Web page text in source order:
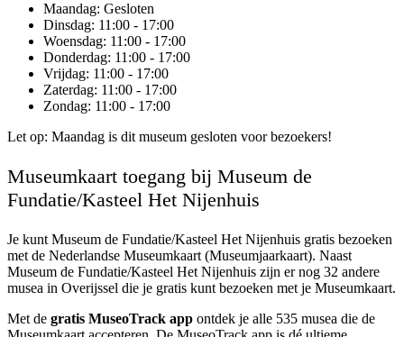
Maandag: Gesloten
Dinsdag: 11:00 - 17:00
Woensdag: 11:00 - 17:00
Donderdag: 11:00 - 17:00
Vrijdag: 11:00 - 17:00
Zaterdag: 11:00 - 17:00
Zondag: 11:00 - 17:00
Let op: Maandag is dit museum gesloten voor bezoekers!
Museumkaart toegang bij Museum de
Fundatie/Kasteel Het Nijenhuis
Je kunt Museum de Fundatie/Kasteel Het Nijenhuis gratis bezoeken
met de Nederlandse Museumkaart (Museumjaarkaart). Naast
Museum de Fundatie/Kasteel Het Nijenhuis zijn er nog 32 andere
musea in Overijssel die je gratis kunt bezoeken met je Museumkaart.
Met de gratis MuseoTrack app ontdek je alle 535 musea die de